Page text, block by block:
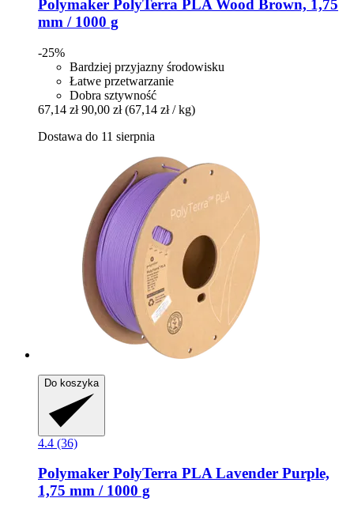
Polymaker PolyTerra PLA Wood Brown, 1,75
mm / 1000 g
-25%
Bardziej przyjazny środowisku
Łatwe przetwarzanie
Dobra sztywność
67,14 zł 90,00 zł (67,14 zł / kg)
Dostawa do 11 sierpnia
Do koszyka
4.4 (36)
Polymaker PolyTerra PLA Lavender Purple,
1,75 mm / 1000 g